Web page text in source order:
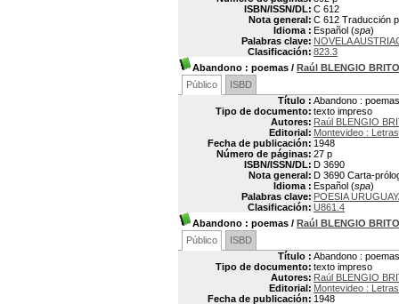
ISBN/ISSN/DL: C 612
Nota general: C 612 Traducción
Idioma : Español (spa)
Palabras clave: NOVELA
Clasificación: 823.3
Abandono : poemas / Raúl BLENGIO BRITO
Público
ISBD
Título : Abandono : poemas
Tipo de documento: texto impreso
Autores: Raúl BLENGIO
Editorial: Montevideo : Letras
Fecha de publicación: 1948
Número de páginas: 27 p
ISBN/ISSN/DL: D 3690
Nota general: D 3690 Carta-
Idioma : Español (spa)
Palabras clave: POESIA
Clasificación: U861.4
Abandono : poemas / Raúl BLENGIO BRITO
Público
ISBD
Título : Abandono : poemas
Tipo de documento: texto impreso
Autores: Raúl BLENGIO
Editorial: Montevideo : Letras
Fecha de publicación: 1948